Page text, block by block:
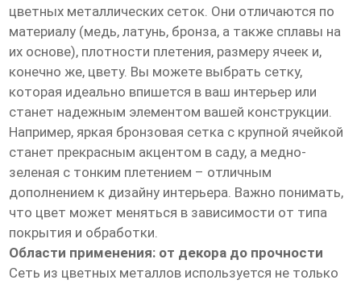
цветных металлических сеток. Они отличаются по
материалу (медь, латунь, бронза, а также сплавы на
их основе), плотности плетения, размеру ячеек и,
конечно же, цвету. Вы можете выбрать сетку,
которая идеально впишется в ваш интерьер или
станет надежным элементом вашей конструкции.
Например, яркая бронзовая сетка с крупной ячейкой
станет прекрасным акцентом в саду, а медно-
зеленая с тонким плетением – отличным
дополнением к дизайну интерьера. Важно понимать,
что цвет может меняться в зависимости от типа
покрытия и обработки.
Области применения: от декора до прочности
Сеть из цветных металлов используется не только